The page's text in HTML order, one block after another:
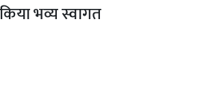
भव्य स्वागत